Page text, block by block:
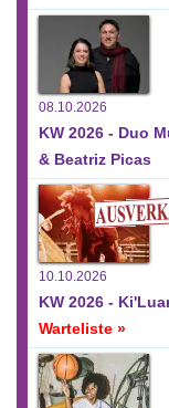
08.10.2026
KW 2026 - Duo
& Beatriz Picas
10.10.2026
KW 2026 -
Warteliste »